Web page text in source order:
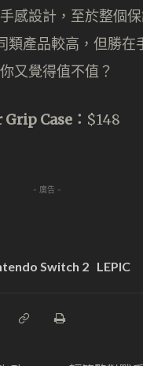
感設計，至於整個
類產品較高，但勝在
又覺得值不值？
Case： $148
- 廣告 -
Switch 2 LEPIC